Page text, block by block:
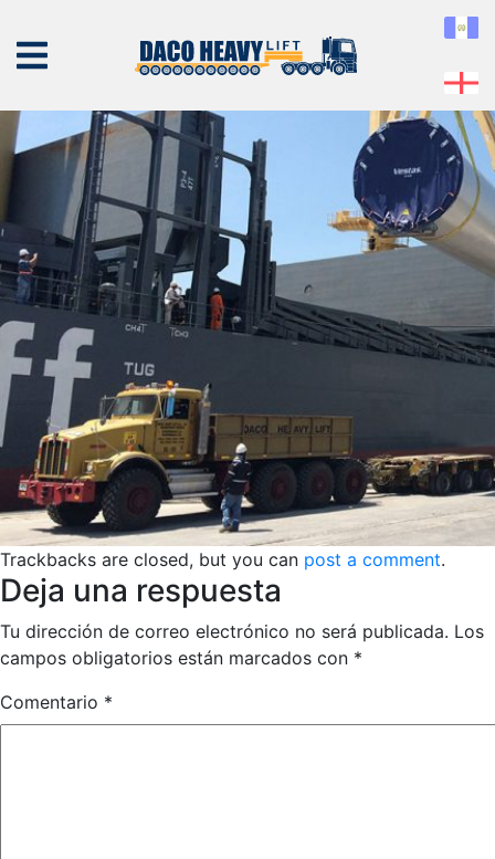
NOSOTROS
EQUIPO
SERVICIOS
PROYECTOS
CONTÁCTENOS
Published 29 de May de 2019at1000 × 500
Trackbacks are closed, but you can post a comment.
Deja una respuesta
Tu dirección de correo electrónico no será publicada. Los
campos obligatorios están marcados con *
Comentario *